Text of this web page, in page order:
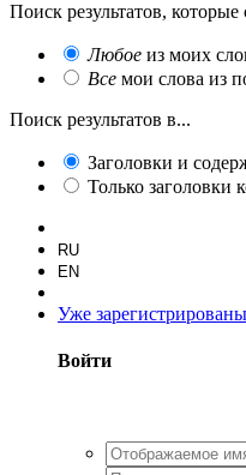
Поиск результатов, которые
Любое из моих
Все мои слова из
Поиск результатов в...
Заголовки и
Только заголовки
RU
EN
Уже
Войти